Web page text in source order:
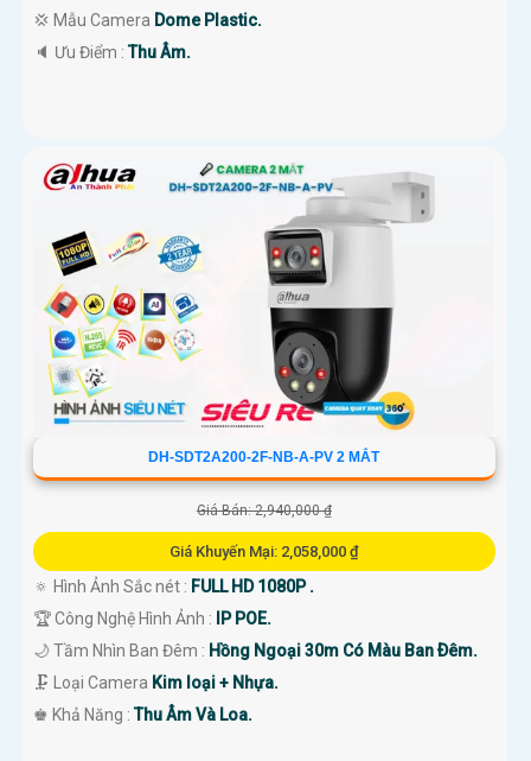
💢 Mẫu Camera Dome Plastic.
️🔈 Ưu Điểm :Thu Âm.
DH-SDT2A200-2F-NB-A-PV 2 MẮT
Giá Bán: 2,940,000 ₫
Giá Khuyến Mại: 2,058,000 ₫
🔅 Hình Ảnh Sắc nét : FULL HD 1080P .
🏆 Công Nghệ Hình Ảnh :
IP POE.
🌙 Tầm Nhìn Ban Đêm : Hồng Ngoại 30m Có Màu Ban Ðêm.
🗜️ Loại Camera Kim loại + Nhựa.
️♚ Khả Năng :Thu Âm Và Loa.